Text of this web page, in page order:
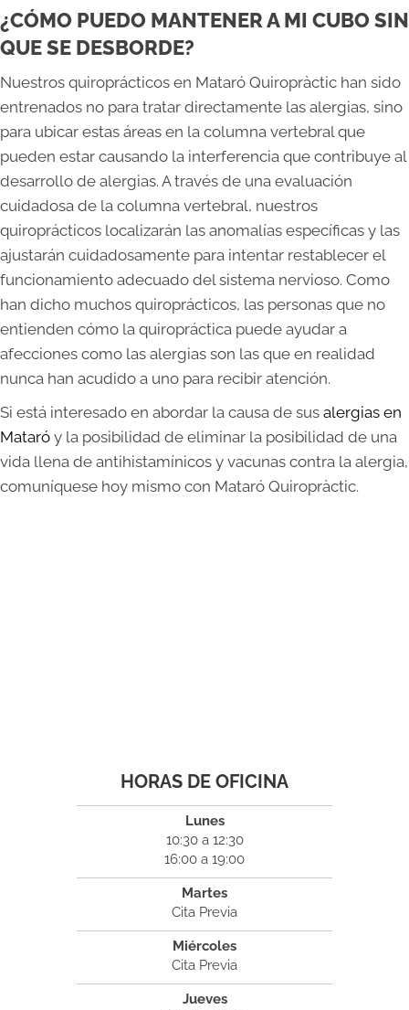
¿CÓMO PUEDO MANTENER A MI CUBO SIN
QUE SE DESBORDE?
Nuestros quiroprácticos en Mataró Quiropràctic han sido
entrenados no para tratar directamente las alergias, sino
para ubicar estas áreas en la columna vertebral que
pueden estar causando la interferencia que contribuye al
desarrollo de alergias. A través de una evaluación
cuidadosa de la columna vertebral, nuestros
quiroprácticos localizarán las anomalías específicas y las
ajustarán cuidadosamente para intentar restablecer el
funcionamiento adecuado del sistema nervioso. Como
han dicho muchos quiroprácticos, las personas que no
entienden cómo la quiropráctica puede ayudar a
afecciones como las alergias son las que en realidad
nunca han acudido a uno para recibir atención.
Si está interesado en abordar la causa de sus alergias en
Mataró y la posibilidad de eliminar la posibilidad de una
vida llena de antihistamínicos y vacunas contra la alergia,
comuníquese hoy mismo con Mataró Quiropràctic.
HORAS DE OFICINA
Lunes
10:30 a 12:30
16:00 a 19:00
Martes
Cita Previa
Miércoles
Cita Previa
Jueves